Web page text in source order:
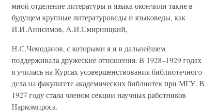
мной отделение литературы и языка окончили такие в
будущем крупные литературоведы и языковеды, как
И.И.Анисимов, А.И.Смирницкий,
Н.С.Чемоданов, с которыми я и в дальнейшем
поддерживала дружеские отношения. В 1928–1929 годах
я училась на Курсах усовершенствования библиотечного
дела на факультете академических библиотек при МГУ. В
1927 году стала членом секции научных работников
Наркомпроса.